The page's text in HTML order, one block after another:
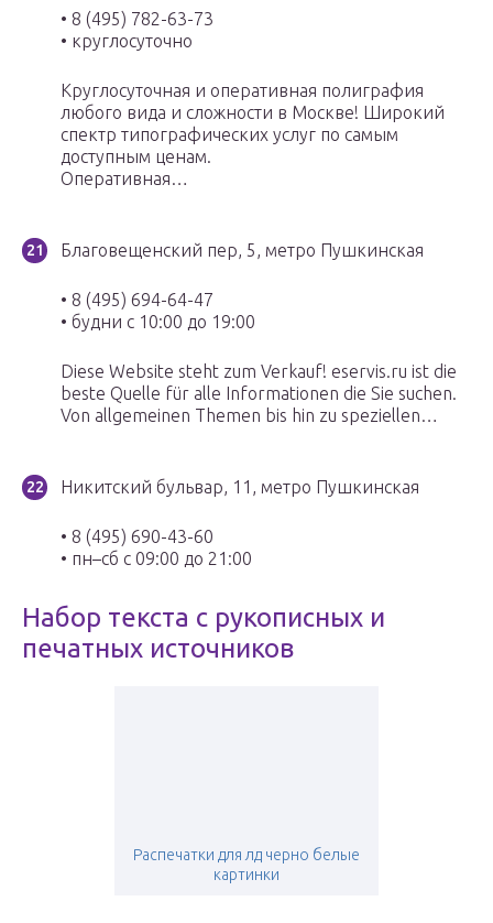
• 8 (495) 782-63-73
• круглосуточно
Круглосуточная и оперативная полиграфия
любого вида и сложности в Москве! Широкий
спектр типографических услуг по самым
доступным ценам.
Оперативная…
Благовещенский пер, 5, метро Пушкинская
• 8 (495) 694-64-47
• будни с 10:00 до 19:00
Diese Website steht zum Verkauf! eservis.ru ist die
beste Quelle für alle Informationen die Sie suchen.
Von allgemeinen Themen bis hin zu speziellen…
Никитский бульвар, 11, метро Пушкинская
• 8 (495) 690-43-60
• пн–сб с 09:00 до 21:00
Набор текста с рукописных и
печатных источников
Распечатки для лд черно белые
картинки